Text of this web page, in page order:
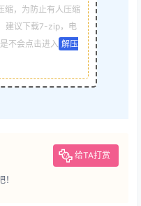
缩，为防止有人压缩
建议下载7-zip，电
不会点击进入 解压
给TA打赏